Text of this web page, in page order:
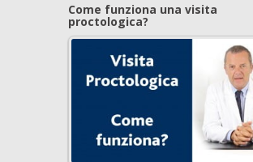
Come funziona una visita
proctologica?